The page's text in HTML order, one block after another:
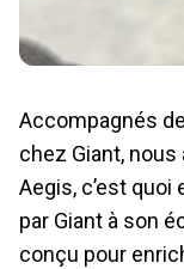
Accompagnés
chez Giant,
Aegis, c’est quoi
par Giant à son
conçu pour